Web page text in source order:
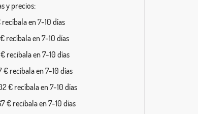
y precios:
recíbala en 7-10 días
recíbala en 7-10 días
recíbala en 7-10 días
€ recíbala en 7-10 días
€ recíbala en 7-10 días
€ recíbala en 7-10 días